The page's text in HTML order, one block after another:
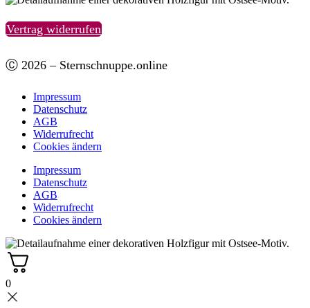
Vertrag widerrufen
Ⓒ 2026 – Sternschnuppe.online
Impressum
Datenschutz
AGB
Widerrufrecht
Cookies ändern
Impressum
Datenschutz
AGB
Widerrufrecht
Cookies ändern
0